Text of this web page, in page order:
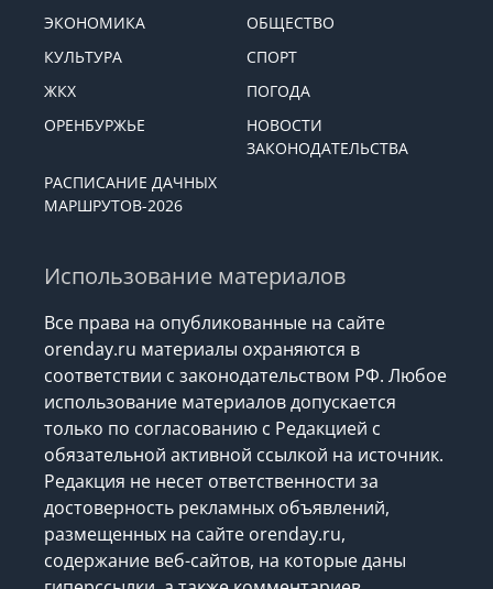
ЭКОНОМИКА
ОБЩЕСТВО
КУЛЬТУРА
СПОРТ
ЖКХ
ПОГОДА
ОРЕНБУРЖЬЕ
НОВОСТИ
ЗАКОНОДАТЕЛЬСТВА
РАСПИСАНИЕ ДАЧНЫХ
МАРШРУТОВ-2026
Использование материалов
Все права на опубликованные на сайте
orenday.ru материалы охраняются в
соответствии с законодательством РФ. Любое
использование материалов допускается
только по согласованию с Редакцией с
обязательной активной ссылкой на источник.
Редакция не несет ответственности за
достоверность рекламных объявлений,
размещенных на сайте orenday.ru,
содержание веб-сайтов, на которые даны